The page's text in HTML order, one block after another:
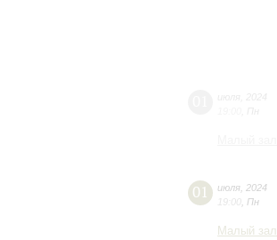
01 июля 2024
19:00 Пн
Малый зал